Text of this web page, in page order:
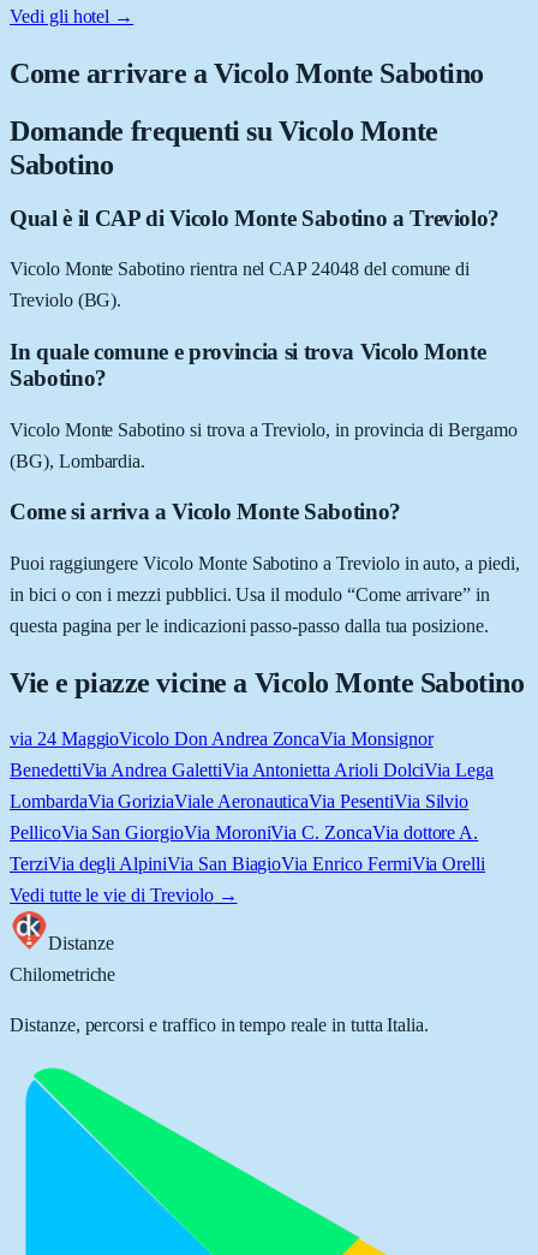
Vedi gli hotel →
Come arrivare aVicolo Monte Sabotino
Domande frequenti su Vicolo Monte
Sabotino
Qual è il CAP di Vicolo Monte Sabotino a Treviolo?
Vicolo Monte Sabotino rientra nel CAP 24048 del comune di
Treviolo (BG).
In quale comune e provincia si trova Vicolo Monte
Sabotino?
Vicolo Monte Sabotino si trova a Treviolo, in provincia di Bergamo
(BG), Lombardia.
Come si arriva a Vicolo Monte Sabotino?
Puoi raggiungere Vicolo Monte Sabotino a Treviolo in auto, a piedi,
in bici o con i mezzi pubblici. Usa il modulo “Come arrivare” in
questa pagina per le indicazioni passo-passo dalla tua posizione.
Vie e piazze vicine a Vicolo Monte Sabotino
via 24 MaggioVicolo Don Andrea ZoncaVia Monsignor
BenedettiVia Andrea GalettiVia Antonietta Arioli DolciVia Lega
LombardaVia GoriziaViale AeronauticaVia PesentiVia Silvio
PellicoVia San GiorgioVia MoroniVia C. ZoncaVia dottore A.
TerziVia degli AlpiniVia San BiagioVia Enrico FermiVia Orelli
Vedi tutte le vie di Treviolo→
Distanze
Chilometriche
Distanze, percorsi e traffico in tempo reale in tutta Italia.